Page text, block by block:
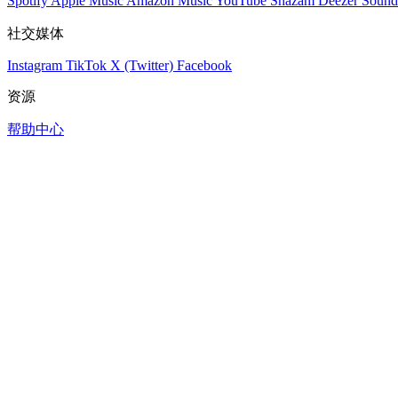
社交媒体
Instagram TikTok X (Twitter) Facebook
资源
帮助中心